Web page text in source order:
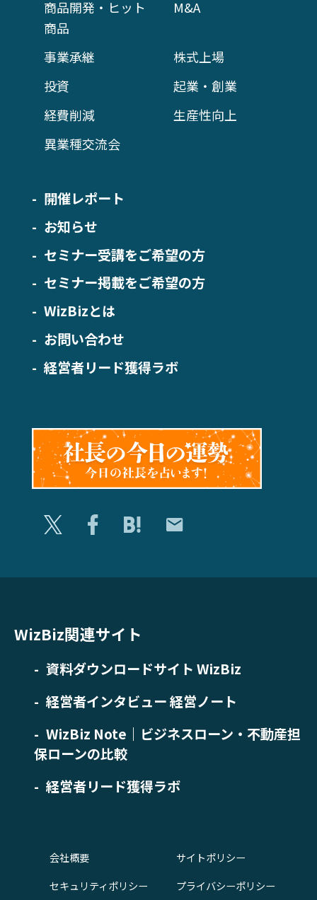
商品開発・ヒット
商品
M&A
事業承継
株式上場
投資
起業・創業
経費削減
生産性向上
異業種交流会
開催レポート
お知らせ
セミナー受講をご希望の方
セミナー掲載をご希望の方
WizBizとは
お問い合わせ
経営者リード獲得ラボ
WizBiz関連サイト
資料ダウンロードサイト WizBiz
経営者インタビュー 経営ノート
WizBiz Note｜ビジネスローン・不動産担
保ローンの比較
経営者リード獲得ラボ
会社概要
サイトポリシー
セキュリティポリシー
プライバシーポリシー